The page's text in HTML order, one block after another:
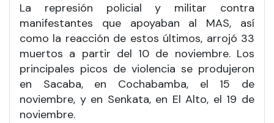
La represión policial y militar contra
manifestantes que apoyaban al MAS, así
como la reacción de estos últimos, arrojó 33
muertos a partir del 10 de noviembre. Los
principales picos de violencia se produjeron
en Sacaba, en Cochabamba, el 15 de
noviembre, y en Senkata, en El Alto, el 19 de
noviembre.